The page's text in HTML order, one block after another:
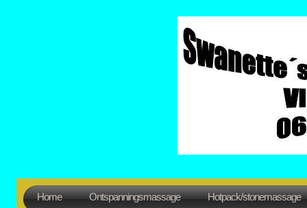
Home Ontspanningsmassage Hotpack/stonemassage